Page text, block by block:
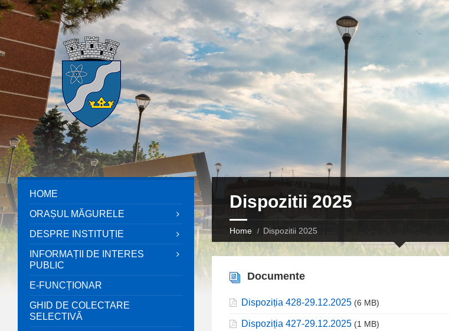
Dispozitii 2025
Home Dispozitii 2025
Documente
Dispoziția 428-29.12.2025 (6 MB)
Dispoziția 427-29.12.2025 (1 MB)
HOME
ORAȘUL MĂGURELE
DESPRE INSTITUȚIE
INFORMAȚII DE INTERES
PUBLIC
E-FUNCȚIONAR
GHID DE COLECTARE
SELECTIVĂ